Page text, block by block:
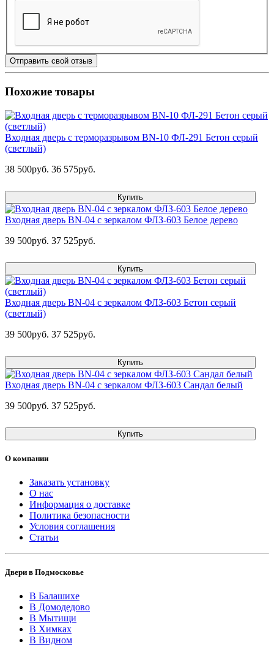
Отправить свой отзыв
Похожие товары
Входная дверь с терморазрывом BN-10 ФЛ-291 Бетон серый
(светлый)
38 500руб. 36 575руб.
Купить
Входная дверь BN-04 с зеркалом ФЛЗ-603 Белое дерево
39 500руб. 37 525руб.
Купить
Входная дверь BN-04 с зеркалом ФЛЗ-603 Бетон серый
(светлый)
39 500руб. 37 525руб.
Купить
Входная дверь BN-04 с зеркалом ФЛЗ-603 Сандал белый
39 500руб. 37 525руб.
Купить
О компании
Заказать установку
О нас
Информация о доставке
Политика безопасности
Условия соглашения
Статьи
Двери в Подмосковье
В Балашихе
В Домодедово
В Мытищи
В Химках
В Видном